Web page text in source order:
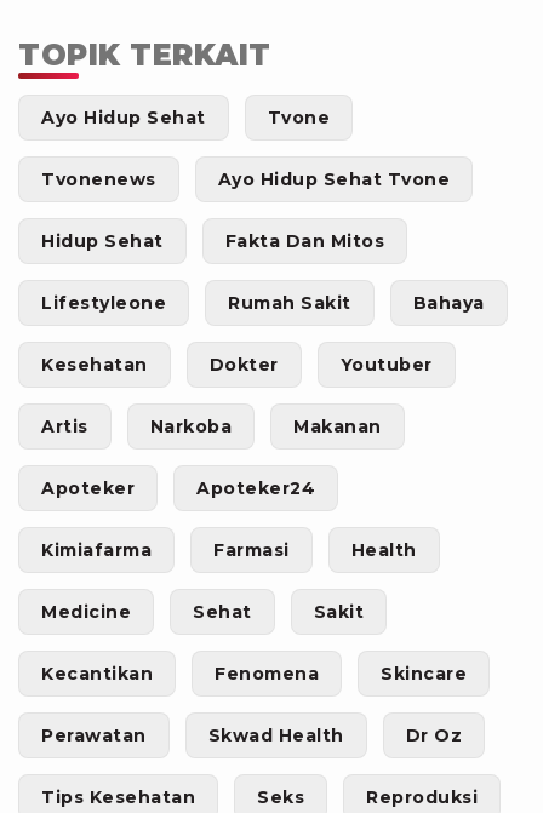
TOPIK TERKAIT
Ayo Hidup Sehat Tvone
Tvonenews Ayo Hidup Sehat Tvone
Hidup Sehat Fakta Dan Mitos
Lifestyleone Rumah Sakit Bahaya
Kesehatan Dokter Youtuber
Artis Narkoba Makanan
Apoteker Apoteker24
Kimiafarma Farmasi Health
Medicine Sehat Sakit
Kecantikan Fenomena Skincare
Perawatan Skwad Health Dr Oz
Tips Kesehatan Seks Reproduksi